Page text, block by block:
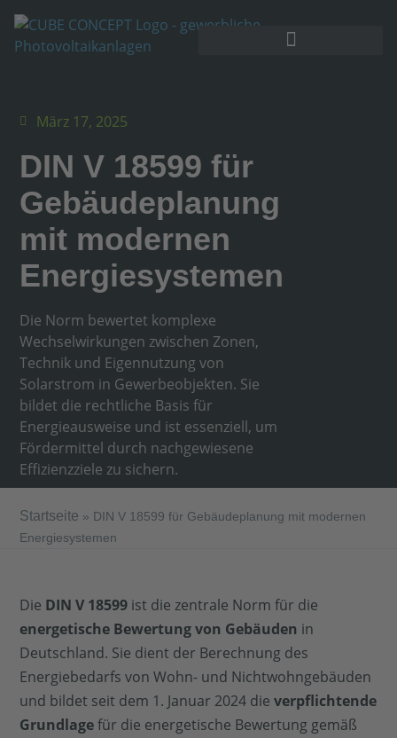
März 17, 2025
DIN V 18599 für
Gebäudeplanung
mit modernen
Energiesystemen
Die Norm bewertet komplexe
Wechselwirkungen zwischen Zonen,
Technik und Eigennutzung von
Solarstrom in Gewerbeobjekten. Sie
bildet die rechtliche Basis für
Energieausweise und ist essenziell, um
Fördermittel durch nachgewiesene
Effizienzziele zu sichern.
Startseite » DIN V 18599 für Gebäudeplanung mit modernen
Energiesystemen
Die DIN V 18599 ist die zentrale Norm für die
energetische Bewertungvon Gebäuden in
Deutschland. Sie dient der Berechnung des
Energiebedarfs von Wohn- und Nichtwohngebäuden
und bildet seit dem 1. Januar 2024 dieverpflichtende
Grundlagefür die energetische Bewertung gemäß